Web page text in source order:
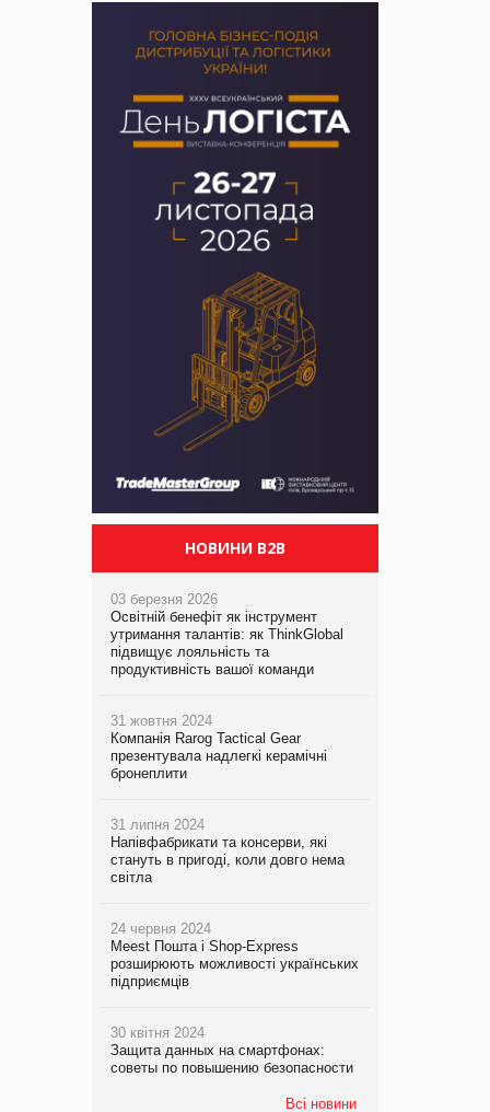
НОВИНИ B2B
03 березня 2026
Освітній бенефіт як інструмент
утримання талантів: як ThinkGlobal
підвищує лояльність та
продуктивність вашої команди
31 жовтня 2024
Компанія Rarog Tactical Gear
презентувала надлегкі керамічні
бронеплити
31 липня 2024
Напівфабрикати та консерви, які
стануть в пригоді, коли довго нема
світла
24 червня 2024
Meest Пошта і Shop-Express
розширюють можливості українських
підприємців
30 квітня 2024
Защита данных на смартфонах:
советы по повышению безопасности
Всі новини